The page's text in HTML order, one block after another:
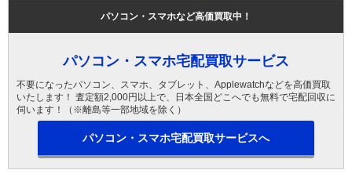
パソコン・スマホなど高価買取中！
パソコン・スマホ宅配買取サービス
不要になったパソコン、スマホ、タブレット、Applewatchなどを高価買取
いたします！ 査定額2,000円以上で、日本全国どこへでも無料で宅配回収に
伺います！（※離島等一部地域を除く）
パソコン・スマホ宅配買取サービスへ